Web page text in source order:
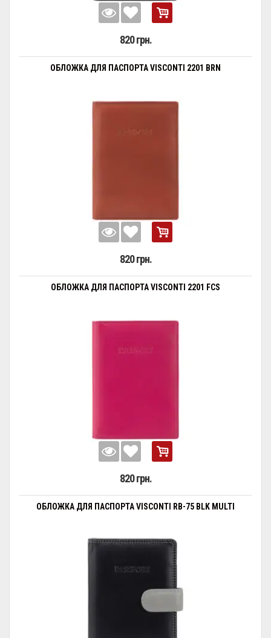
820 грн.
ОБЛОЖКА ДЛЯ ПАСПОРТА VISCONTI 2201 BRN
820 грн.
ОБЛОЖКА ДЛЯ ПАСПОРТА VISCONTI 2201 FCS
820 грн.
ОБЛОЖКА ДЛЯ ПАСПОРТА VISCONTI RB-75 BLK MULTI